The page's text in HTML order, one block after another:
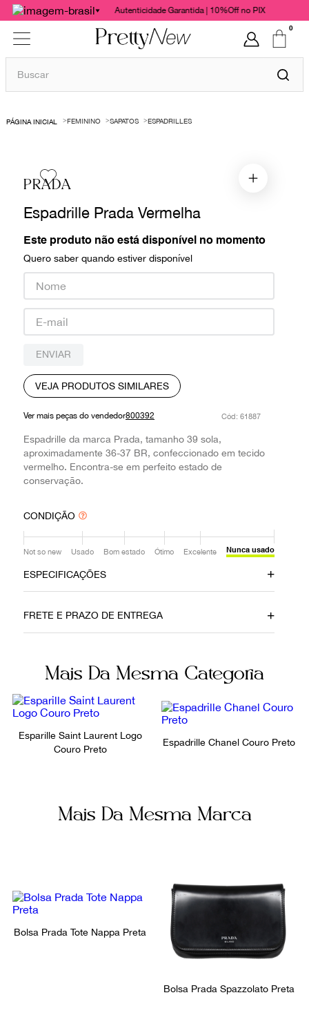
Autenticidade Garantida | 10%Off no PIX
0
Buscar
FEMININO SAPATOS ESPADRILLES
PRADA
Espadrille Prada Vermelha
Este produto não está disponível no momento
Quero saber quando estiver disponível
ENVIAR
VEJA PRODUTOS SIMILARES
Ver mais peças do vendedor800392 : 61887
Espadrille da marca Prada, tamanho 39 sola,
aproximadamente 36-37 BR, confeccionado em tecido
vermelho. Encontra-se em perfeito estado de
conservação.
CONDIÇÃO
Not so new Usado Bom estado Ótimo Excelente Nunca usado
ESPECIFICAÇÕES
21082020 Tecido
Vermelho FPNYAPR
Ocasião
FRETE E PRAZO DE ENTREGA
Mais Da Mesma Categoria
Esparille Saint Laurent Logo
Couro Preto
Espadrille Chanel Couro Preto
Mais Da Mesma Marca
Bolsa Prada Tote Nappa Preta
Bolsa Prada Spazzolato Preta
1º
bolsas
chanel
gucci
paula raia
valentino
burberry
prada